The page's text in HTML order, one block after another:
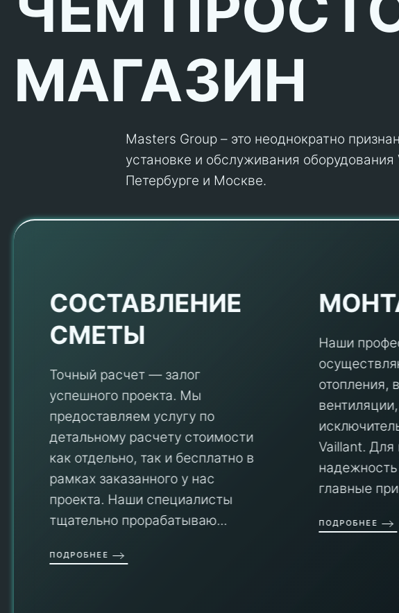
МАГАЗИН
Masters Group – это неоднократно
установке и обслуживания оборудования
Петербурге и Москве.
СОСТАВЛЕНИЕ
СМЕТЫ
Точный расчет — залог
успешного проекта. Мы
предоставляем услугу по
детальному расчету стоимости
как отдельно, так и бесплатно в
рамках заказанного у нас
проекта. Наши специалисты
тщательно прорабатываю...
ПОДРОБНЕЕ
Наши
отопления,
вентиляции,
Vaillant. Для
надежность
главные
ПОДРОБНЕЕ